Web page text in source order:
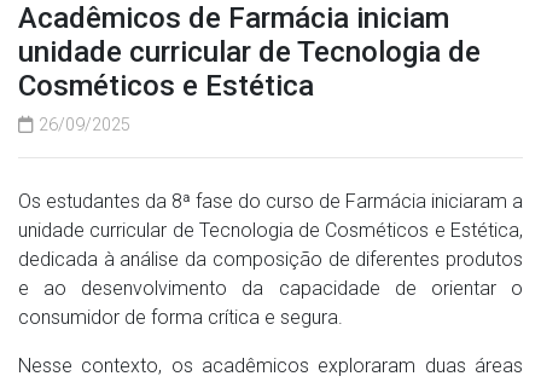
Acadêmicos de Farmácia iniciam
unidade curricular de Tecnologia de
Cosméticos e Estética
26/09/2025
Os estudantes da 8ª fase do curso de Farmácia iniciaram a
unidade curricular de Tecnologia de Cosméticos e Estética,
dedicada à análise da composição de diferentes produtos
e ao desenvolvimento da capacidade de orientar o
consumidor de forma crítica e segura.
Nesse contexto, os acadêmicos exploraram duas áreas